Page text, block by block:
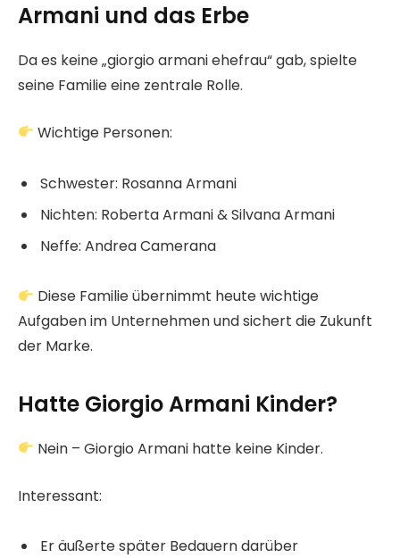
Armani und das Erbe
Da es keine „giorgio armani ehefrau“ gab, spielte
seine Familie eine zentrale Rolle.
Wichtige Personen:
Schwester: Rosanna Armani
Nichten: Roberta Armani & Silvana Armani
Neffe: Andrea Camerana
Diese Familie übernimmt heute wichtige
Aufgaben im Unternehmen und sichert die Zukunft
der Marke.
Hatte Giorgio Armani Kinder?
Nein – Giorgio Armani hatte keine Kinder.
Interessant:
Er äußerte später Bedauern darüber